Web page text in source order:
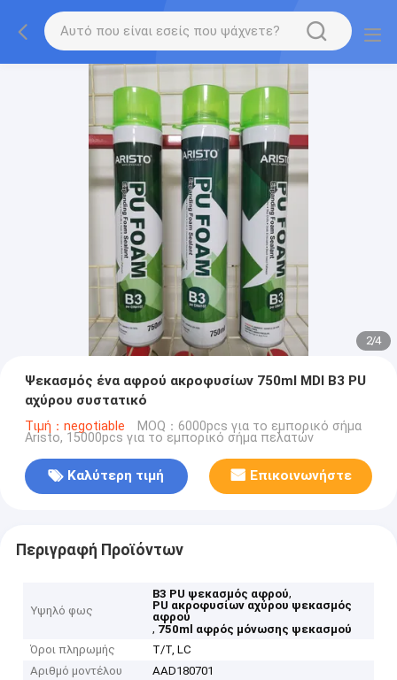
2/4
Ψεκασμός ένα αφρού ακροφυσίων 750ml MDI B3 PU
αχύρου συστατικό
Τιμή：negotiable MOQ：6000pcs για το εμπορικό σήμα
Aristo, 15000pcs για το εμπορικό σήμα πελατών
Καλύτερη τιμή Επικοινωνήστε
Περιγραφή Προϊόντων
Υψηλό φως
B3 PU ψεκασμός αφρού,
PU ακροφυσίων αχύρου ψεκασμός
αφρού
, 750ml αφρός μόνωσης ψεκασμού
Όροι πληρωμής
T/T, LC
Αριθμό μοντέλου
AAD180701